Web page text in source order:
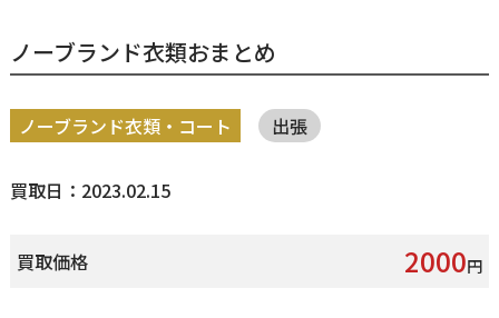
ノーブランド衣類おまとめ
ノーブランド衣類・コート 出張
買取日：2023.02.15
買取価格 2000円